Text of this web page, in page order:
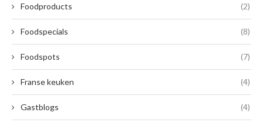
Foodproducts (2)
Foodspecials (8)
Foodspots (7)
Franse keuken (4)
Gastblogs (4)